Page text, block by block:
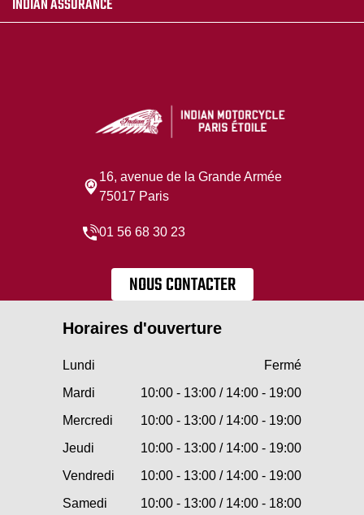
INDIAN ASSURANCE
16, avenue de la Grande Armée
75017 Paris
01 56 68 30 23
NOUS CONTACTER
Horaires d'ouverture
Lundi
Fermé
Mardi
10:00 - 13:00 / 14:00 - 19:00
Mercredi
10:00 - 13:00 / 14:00 - 19:00
Jeudi
10:00 - 13:00 / 14:00 - 19:00
Vendredi
10:00 - 13:00 / 14:00 - 19:00
Samedi
10:00 - 13:00 / 14:00 - 18:00